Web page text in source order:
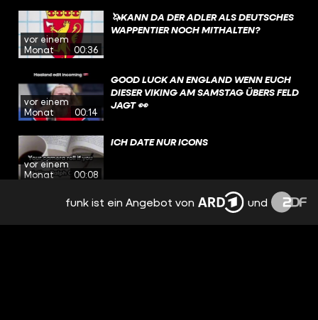
vor einem
Monat
00:36
🦄KANN DA DER ADLER ALS DEUTSCHES
WAPPENTIER NOCH MITHALTEN?
vor einem
Monat
00:14
GOOD LUCK AN ENGLAND WENN EUCH
DIESER VIKING AM SAMSTAG ÜBERS FELD
JAGT 👀
vor einem
Monat
00:08
ICH DATE NUR ICONS
vor einem
ICH DATE NUR ICONS
funk ist ein Angebot von und